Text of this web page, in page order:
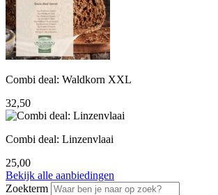
Combi deal: Waldkorn XXL
32,50
Combi deal: Linzenvlaai
25,00
Bekijk alle aanbiedingen
Zoekterm